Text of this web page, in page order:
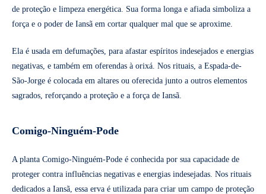
de proteção e limpeza energética. Sua forma longa e afiada simboliza a
força e o poder de Iansã em cortar qualquer mal que se aproxime.
Ela é usada em defumações, para afastar espíritos indesejados e energias
negativas, e também em oferendas à orixá. Nos rituais, a Espada-de-
São-Jorge é colocada em altares ou oferecida junto a outros elementos
sagrados, reforçando a proteção e a força de Iansã.
Comigo-Ninguém-Pode
A planta Comigo-Ninguém-Pode é conhecida por sua capacidade de
proteger contra influências negativas e energias indesejadas. Nos rituais
dedicados a Iansã, essa erva é utilizada para criar um campo de proteção